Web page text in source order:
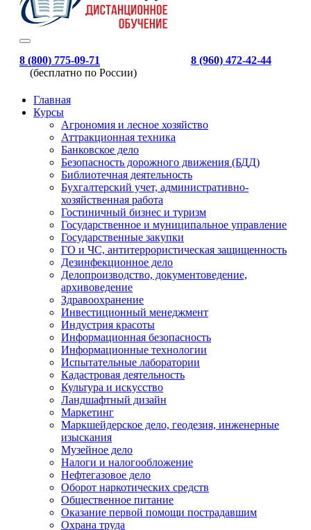
8 (800) 775-09-71
(бесплатно по России)
8 (960) 472-42-44
Главная
Курсы
Агрономия и лесное хозяйство
Аттракционная техника
Банковское дело
Безопасность дорожного движения (БДД)
Библиотечная деятельность
Бухгалтерский учет, административно-
хозяйственная работа
Гостиничный бизнес и туризм
Государственное и муниципальное управление
Государственные закупки
ГО и ЧС, антитеррористическая защищенность
Дезинфекционное дело
Делопроизводство, документоведение,
архивоведение
Здравоохранение
Инвестиционный менеджмент
Индустрия красоты
Информационная безопасность
Информационные технологии
Испытательные лаборатории
Кадастровая деятельность
Культура и искусство
Ландшафтный дизайн
Маркетинг
Маркшейдерское дело, геодезия, инженерные
изыскания
Музейное дело
Налоги и налогообложение
Нефтегазовое дело
Оборот наркотических средств
Общественное питание
Оказание первой помощи пострадавшим
Охрана труда